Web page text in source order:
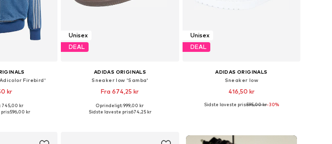
Firebird'
kr
745,00 kr
596,00 kr
Unisex
DEAL
ADIDAS ORIGINALS
Sneaker low 'Samba'
Fra 674,25 kr
Fås i mange størrelser
Oprindeligt: 999,00 kr
Sidste laveste pris:674,25 kr
Unisex
DEAL
ADIDAS ORIGINALS
Sneaker low
416,50 kr
Fås i mange størrelser
Sidste laveste pris:595,00 kr-30%